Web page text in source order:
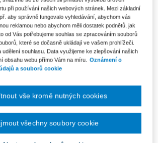
vkladů
Rodinná politika ve Francii a
možné zdroje inspirace pro
při používání našich webových stránek. Mezi základní
aby správně fungovalo vyhledávání, abychom vás
reklamou nebo abychom měli dostatek podnětů, jak
od Vás potřebujeme souhlas se zpracováním souborů
které se dočasně ukládají ve vašem prohlížeči.
udělení souhlasu. Data využijeme ke zlepšování našich
obsahu webu přímo Vám na míru. Oznámení o
a souborů cookie
vše kromě nutných cookies
všechny soubory cookie